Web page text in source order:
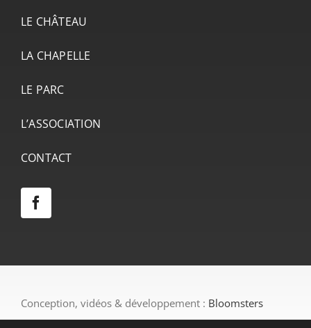
LE CHÂTEAU
LA CHAPELLE
LE PARC
L’ASSOCIATION
CONTACT
Conception, vidéos & développement : Bloomsters